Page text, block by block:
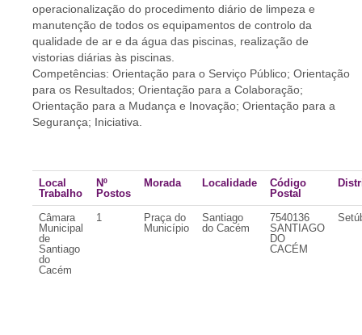
operacionalização do procedimento diário de limpeza e
manutenção de todos os equipamentos de controlo da
qualidade de ar e da água das piscinas, realização de
vistorias diárias às piscinas.
Competências: Orientação para o Serviço Público; Orientação
para os Resultados; Orientação para a Colaboração;
Orientação para a Mudança e Inovação; Orientação para a
Segurança; Iniciativa.
Local
Trabalho
Nº
Postos
Morada Localidade
Código
Postal
Câmara
Municipal
de
Santiago
do
Cacém
1
Praça do
Município
Santiago
do Cacém
7540136
SANTIAGO
DO
CACÉM